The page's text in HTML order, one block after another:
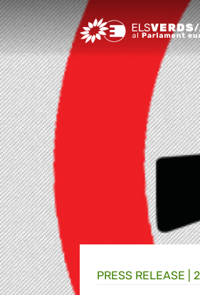
Greens/EFA Home
PRESS RELEASE |